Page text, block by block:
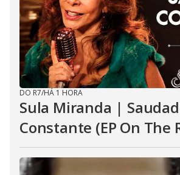
DO R7/HÁ 1 HORA
Sula Miranda |
Constante (EP On The